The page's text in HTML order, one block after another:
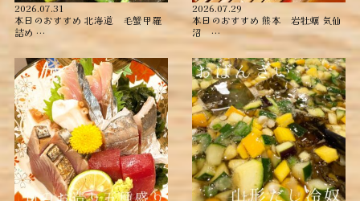
2026.07.31
本日のおすすめ ︎北海道 毛蟹甲羅
詰め ︎…
2026.07.29
本日のおすすめ ︎熊本 岩牡蠣 ︎気仙
沼 …